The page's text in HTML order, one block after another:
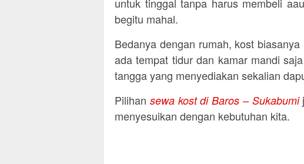
begitu mahal.
Bedanya dengan rumah, kost
ada tempat tidur dan kamar mandi
tangga yang menyediakan sekalian
Pilihan sewa kost di Baros – Sukabumi
menyesuikan dengan kebutuhan kita.